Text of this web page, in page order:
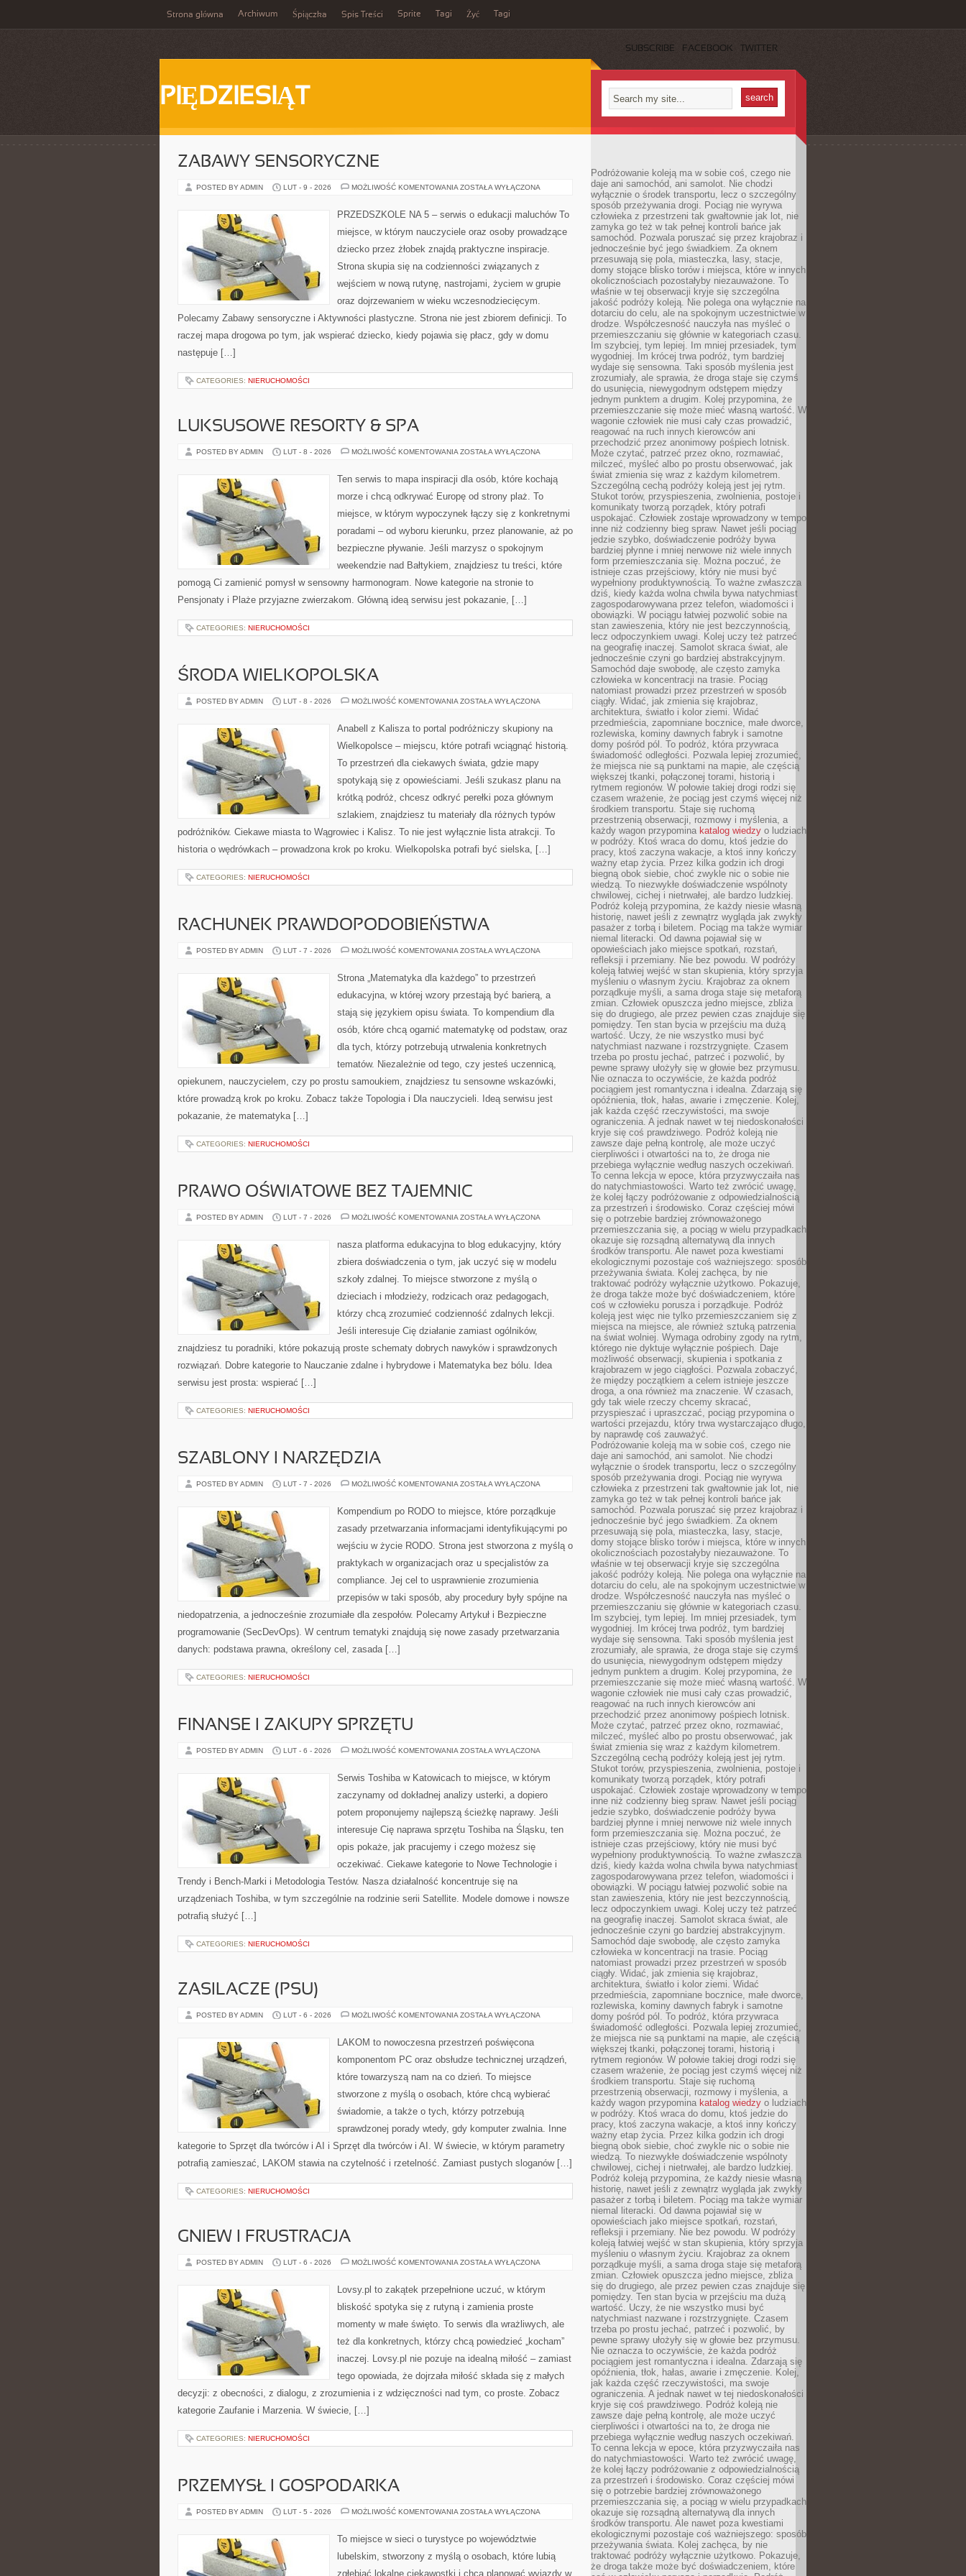
Strona główna Archiwum Śpiączka Spis Treści Sprite Tagi Żyć Tagi
SUBSCRIBE FACEBOOK TWITTER
PIĘDZIESIĄT
ZABAWY SENSORYCZNE
POSTED BY ADMIN LUT - 9 - 2026 MOŻLIWOŚĆ KOMENTOWANIA ZABAWY
ZOSTAŁA WYŁĄCZONA
PRZEDSZKOLE NA 5 – serwis o edukacji maluchów To
miejsce, w którym nauczyciele oraz osoby prowadzące
dziecko przez żłobek znajdą praktyczne inspiracje.
Strona skupia się na codzienności związanych z
wejściem w nową rutynę, nastrojami, życiem w grupie
oraz dojrzewaniem w wieku wczesnodziecięcym.
Polecamy Zabawy sensoryczne i Aktywności plastyczne. Strona nie jest zbiorem definicji. To
raczej mapa drogowa po tym, jak wspierać dziecko, kiedy pojawia się płacz, gdy w domu
następuje […]
CATEGORIES: NIERUCHOMOŚCI
LUKSUSOWE RESORTY & SPA
POSTED BY ADMIN LUT - 8 - 2026 MOŻLIWOŚĆ KOMENTOWANIA LUKSUSOWE
SPA
ZOSTAŁA WYŁĄCZONA
Ten serwis to mapa inspiracji dla osób, które kochają
morze i chcą odkrywać Europę od strony plaż. To
miejsce, w którym wypoczynek łączy się z konkretnymi
poradami – od wyboru kierunku, przez planowanie, aż po
bezpieczne pływanie. Jeśli marzysz o spokojnym
weekendzie nad Bałtykiem, znajdziesz tu treści, które
pomogą Ci zamienić pomysł w sensowny harmonogram. Nowe kategorie na stronie to
Pensjonaty i Plaże przyjazne zwierzakom. Główną ideą serwisu jest pokazanie, […]
CATEGORIES: NIERUCHOMOŚCI
ŚRODA WIELKOPOLSKA
POSTED BY ADMIN LUT - 8 - 2026 MOŻLIWOŚĆ KOMENTOWANIA ŚRODA
ZOSTAŁA WYŁĄCZONA
Anabell z Kalisza to portal podróżniczy skupiony na
Wielkopolsce – miejscu, które potrafi wciągnąć historią.
To przestrzeń dla ciekawych świata, gdzie mapy
spotykają się z opowieściami. Jeśli szukasz planu na
krótką podróż, chcesz odkryć perełki poza głównym
szlakiem, znajdziesz tu materiały dla różnych typów
podróżników. Ciekawe miasta to Wągrowiec i Kalisz. To nie jest wyłącznie lista atrakcji. To
historia o wędrówkach – prowadzona krok po kroku. Wielkopolska potrafi być sielska, […]
CATEGORIES: NIERUCHOMOŚCI
RACHUNEK PRAWDOPODOBIEŃSTWA
POSTED BY ADMIN LUT - 7 - 2026 MOŻLIWOŚĆ KOMENTOWANIA RACHUNEK
ZOSTAŁA WYŁĄCZONA
Strona „Matematyka dla każdego” to przestrzeń
edukacyjna, w której wzory przestają być barierą, a
stają się językiem opisu świata. To kompendium dla
osób, które chcą ogarnić matematykę od podstaw, oraz
dla tych, którzy potrzebują utrwalenia konkretnych
tematów. Niezależnie od tego, czy jesteś uczennicą,
opiekunem, nauczycielem, czy po prostu samoukiem, znajdziesz tu sensowne wskazówki,
które prowadzą krok po kroku. Zobacz także Topologia i Dla nauczycieli. Ideą serwisu jest
pokazanie, że matematyka […]
CATEGORIES: NIERUCHOMOŚCI
PRAWO OŚWIATOWE BEZ TAJEMNIC
POSTED BY ADMIN LUT - 7 - 2026 MOŻLIWOŚĆ KOMENTOWANIA PRAWO
TAJEMNIC
ZOSTAŁA WYŁĄCZONA
nasza platforma edukacyjna to blog edukacyjny, który
zbiera doświadczenia o tym, jak uczyć się w modelu
szkoły zdalnej. To miejsce stworzone z myślą o
dzieciach i młodzieży, rodzicach oraz pedagogach,
którzy chcą zrozumieć codzienność zdalnych lekcji.
Jeśli interesuje Cię działanie zamiast ogólników,
znajdziesz tu poradniki, które pokazują proste schematy dobrych nawyków i sprawdzonych
rozwiązań. Dobre kategorie to Nauczanie zdalne i hybrydowe i Matematyka bez bólu. Idea
serwisu jest prosta: wspierać […]
CATEGORIES: NIERUCHOMOŚCI
SZABLONY I NARZĘDZIA
POSTED BY ADMIN LUT - 7 - 2026 MOŻLIWOŚĆ KOMENTOWANIA SZABLONY
ZOSTAŁA WYŁĄCZONA
Kompendium po RODO to miejsce, które porządkuje
zasady przetwarzania informacjami identyfikującymi po
wejściu w życie RODO. Strona jest stworzona z myślą o
praktykach w organizacjach oraz u specjalistów za
compliance. Jej cel to usprawnienie zrozumienia
przepisów w taki sposób, aby procedury były spójne na
niedopatrzenia, a jednocześnie zrozumiałe dla zespołów. Polecamy Artykuł i Bezpieczne
programowanie (SecDevOps). W centrum tematyki znajdują się nowe zasady przetwarzania
danych: podstawa prawna, określony cel, zasada […]
CATEGORIES: NIERUCHOMOŚCI
FINANSE I ZAKUPY SPRZĘTU
POSTED BY ADMIN LUT - 6 - 2026 MOŻLIWOŚĆ KOMENTOWANIA FINANSE
SPRZĘTU
ZOSTAŁA WYŁĄCZONA
Serwis Toshiba w Katowicach to miejsce, w którym
zaczynamy od dokładnej analizy usterki, a dopiero
potem proponujemy najlepszą ścieżkę naprawy. Jeśli
interesuje Cię naprawa sprzętu Toshiba na Śląsku, ten
opis pokaże, jak pracujemy i czego możesz się
oczekiwać. Ciekawe kategorie to Nowe Technologie i
Trendy i Bench-Marki i Metodologia Testów. Nasza działalność koncentruje się na
urządzeniach Toshiba, w tym szczególnie na rodzinie serii Satellite. Modele domowe i nowsze
potrafią służyć […]
CATEGORIES: NIERUCHOMOŚCI
ZASILACZE (PSU)
POSTED BY ADMIN LUT - 6 - 2026 MOŻLIWOŚĆ KOMENTOWANIA ZASILACZE
ZOSTAŁA WYŁĄCZONA
LAKOM to nowoczesna przestrzeń poświęcona
komponentom PC oraz obsłudze technicznej urządzeń,
które towarzyszą nam na co dzień. To miejsce
stworzone z myślą o osobach, które chcą wybierać
świadomie, a także o tych, którzy potrzebują
sprawdzonej porady wtedy, gdy komputer zwalnia. Inne
kategorie to Sprzęt dla twórców i AI i Sprzęt dla twórców i AI. W świecie, w którym parametry
potrafią zamieszać, LAKOM stawia na czytelność i rzetelność. Zamiast pustych sloganów […]
CATEGORIES: NIERUCHOMOŚCI
GNIEW I FRUSTRACJA
POSTED BY ADMIN LUT - 6 - 2026 MOŻLIWOŚĆ KOMENTOWANIA GNIEW
ZOSTAŁA WYŁĄCZONA
Lovsy.pl to zakątek przepełnione uczuć, w którym
bliskość spotyka się z rutyną i zamienia proste
momenty w małe święto. To serwis dla wrażliwych, ale
też dla konkretnych, którzy chcą powiedzieć „kocham”
inaczej. Lovsy.pl nie pozuje na idealną miłość – zamiast
tego opowiada, że dojrzała miłość składa się z małych
decyzji: z obecności, z dialogu, z zrozumienia i z wdzięczności nad tym, co proste. Zobacz
kategorie Zaufanie i Marzenia. W świecie, […]
CATEGORIES: NIERUCHOMOŚCI
PRZEMYSŁ I GOSPODARKA
POSTED BY ADMIN LUT - 5 - 2026 MOŻLIWOŚĆ KOMENTOWANIA PRZEMYSŁ
ZOSTAŁA WYŁĄCZONA
To miejsce w sieci o turystyce po województwie
lubelskim, stworzony z myślą o osobach, które lubią
zgłębiać lokalne ciekawostki i chcą planować wyjazdy w
Podróżowanie koleją ma w sobie coś, czego nie
daje ani samochód, ani samolot. Nie chodzi
wyłącznie o środek transportu, lecz o szczególny
sposób przeżywania drogi. Pociąg nie wyrywa
człowieka z przestrzeni tak gwałtownie jak lot, nie
zamyka go też w tak pełnej kontroli bańce jak
samochód. Pozwala poruszać się przez krajobraz i
jednocześnie być jego świadkiem. Za oknem
przesuwają się pola, miasteczka, lasy, stacje,
domy stojące blisko torów i miejsca, które w innych
okolicznościach pozostałyby niezauważone. To
właśnie w tej obserwacji kryje się szczególna
jakość podróży koleją. Nie polega ona wyłącznie na
dotarciu do celu, ale na spokojnym uczestnictwie w
drodze. Współczesność nauczyła nas myśleć o
przemieszczaniu się głównie w kategoriach czasu.
Im szybciej, tym lepiej. Im mniej przesiadek, tym
wygodniej. Im krócej trwa podróż, tym bardziej
wydaje się sensowna. Taki sposób myślenia jest
zrozumiały, ale sprawia, że droga staje się czymś
do usunięcia, niewygodnym odstępem między
jednym punktem a drugim. Kolej przypomina, że
przemieszczanie się może mieć własną wartość. W
wagonie człowiek nie musi cały czas prowadzić,
reagować na ruch innych kierowców ani
przechodzić przez anonimowy pośpiech lotnisk.
Może czytać, patrzeć przez okno, rozmawiać,
milczeć, myśleć albo po prostu obserwować, jak
świat zmienia się wraz z każdym kilometrem.
Szczególną cechą podróży koleją jest jej rytm.
Stukot torów, przyspieszenia, zwolnienia, postoje i
komunikaty tworzą porządek, który potrafi
uspokajać. Człowiek zostaje wprowadzony w tempo
inne niż codzienny bieg spraw. Nawet jeśli pociąg
jedzie szybko, doświadczenie podróży bywa
bardziej płynne i mniej nerwowe niż wiele innych
form przemieszczania się. Można poczuć, że
istnieje czas przejściowy, który nie musi być
wypełniony produktywnością. To ważne zwłaszcza
dziś, kiedy każda wolna chwila bywa natychmiast
zagospodarowywana przez telefon, wiadomości i
obowiązki. W pociągu łatwiej pozwolić sobie na
stan zawieszenia, który nie jest bezczynnością,
lecz odpoczynkiem uwagi. Kolej uczy też patrzeć
na geografię inaczej. Samolot skraca świat, ale
jednocześnie czyni go bardziej abstrakcyjnym.
Samochód daje swobodę, ale często zamyka
człowieka w koncentracji na trasie. Pociąg
natomiast prowadzi przez przestrzeń w sposób
ciągły. Widać, jak zmienia się krajobraz,
architektura, światło i kolor ziemi. Widać
przedmieścia, zapomniane bocznice, małe dworce,
rozlewiska, kominy dawnych fabryk i samotne
domy pośród pól. To podróż, która przywraca
świadomość odległości. Pozwala lepiej zrozumieć,
że miejsca nie są punktami na mapie, ale częścią
większej tkanki, połączonej torami, historią i
rytmem regionów. W połowie takiej drogi rodzi się
czasem wrażenie, że pociąg jest czymś więcej niż
środkiem transportu. Staje się ruchomą
przestrzenią obserwacji, rozmowy i myślenia, a
każdy wagon przypomina katalog wiedzy o ludziach
w podróży. Ktoś wraca do domu, ktoś jedzie do
pracy, ktoś zaczyna wakacje, a ktoś inny kończy
ważny etap życia. Przez kilka godzin ich drogi
biegną obok siebie, choć zwykle nic o sobie nie
wiedzą. To niezwykłe doświadczenie wspólnoty
chwilowej, cichej i nietrwałej, ale bardzo ludzkiej.
Podróż koleją przypomina, że każdy niesie własną
historię, nawet jeśli z zewnątrz wygląda jak zwykły
pasażer z torbą i biletem. Pociąg ma także wymiar
niemal literacki. Od dawna pojawiał się w
opowieściach jako miejsce spotkań, rozstań,
refleksji i przemiany. Nie bez powodu. W podróży
koleją łatwiej wejść w stan skupienia, który sprzyja
myśleniu o własnym życiu. Krajobraz za oknem
porządkuje myśli, a sama droga staje się metaforą
zmian. Człowiek opuszcza jedno miejsce, zbliża
się do drugiego, ale przez pewien czas znajduje się
pomiędzy. Ten stan bycia w przejściu ma dużą
wartość. Uczy, że nie wszystko musi być
natychmiast nazwane i rozstrzygnięte. Czasem
trzeba po prostu jechać, patrzeć i pozwolić, by
pewne sprawy ułożyły się w głowie bez przymusu.
Nie oznacza to oczywiście, że każda podróż
pociągiem jest romantyczna i idealna. Zdarzają się
opóźnienia, tłok, hałas, awarie i zmęczenie. Kolej,
jak każda część rzeczywistości, ma swoje
ograniczenia. A jednak nawet w tej niedoskonałości
kryje się coś prawdziwego. Podróż koleją nie
zawsze daje pełną kontrolę, ale może uczyć
cierpliwości i otwartości na to, że droga nie
przebiega wyłącznie według naszych oczekiwań.
To cenna lekcja w epoce, która przyzwyczaiła nas
do natychmiastowości. Warto też zwrócić uwagę,
że kolej łączy podróżowanie z odpowiedzialnością
za przestrzeń i środowisko. Coraz częściej mówi
się o potrzebie bardziej zrównoważonego
przemieszczania się, a pociąg w wielu przypadkach
okazuje się rozsądną alternatywą dla innych
środków transportu. Ale nawet poza kwestiami
ekologicznymi pozostaje coś ważniejszego: sposób
przeżywania świata. Kolej zachęca, by nie
traktować podróży wyłącznie użytkowo. Pokazuje,
że droga także może być doświadczeniem, które
coś w człowieku porusza i porządkuje. Podróż
koleją jest więc nie tylko przemieszczaniem się z
miejsca na miejsce, ale również sztuką patrzenia
na świat wolniej. Wymaga odrobiny zgody na rytm,
którego nie dyktuje wyłącznie pośpiech. Daje
możliwość obserwacji, skupienia i spotkania z
krajobrazem w jego ciągłości. Pozwala zobaczyć,
że między początkiem a celem istnieje jeszcze
droga, a ona również ma znaczenie. W czasach,
gdy tak wiele rzeczy chcemy skracać,
przyspieszać i upraszczać, pociąg przypomina o
wartości przejazdu, który trwa wystarczająco długo,
by naprawdę coś zauważyć.
Podróżowanie koleją ma w sobie coś, czego nie
daje ani samochód, ani samolot. Nie chodzi
wyłącznie o środek transportu, lecz o szczególny
sposób przeżywania drogi. Pociąg nie wyrywa
człowieka z przestrzeni tak gwałtownie jak lot, nie
zamyka go też w tak pełnej kontroli bańce jak
samochód. Pozwala poruszać się przez krajobraz i
jednocześnie być jego świadkiem. Za oknem
przesuwają się pola, miasteczka, lasy, stacje,
domy stojące blisko torów i miejsca, które w innych
okolicznościach pozostałyby niezauważone. To
właśnie w tej obserwacji kryje się szczególna
jakość podróży koleją. Nie polega ona wyłącznie na
dotarciu do celu, ale na spokojnym uczestnictwie w
drodze. Współczesność nauczyła nas myśleć o
przemieszczaniu się głównie w kategoriach czasu.
Im szybciej, tym lepiej. Im mniej przesiadek, tym
wygodniej. Im krócej trwa podróż, tym bardziej
wydaje się sensowna. Taki sposób myślenia jest
zrozumiały, ale sprawia, że droga staje się czymś
do usunięcia, niewygodnym odstępem między
jednym punktem a drugim. Kolej przypomina, że
przemieszczanie się może mieć własną wartość. W
wagonie człowiek nie musi cały czas prowadzić,
reagować na ruch innych kierowców ani
przechodzić przez anonimowy pośpiech lotnisk.
Może czytać, patrzeć przez okno, rozmawiać,
milczeć, myśleć albo po prostu obserwować, jak
świat zmienia się wraz z każdym kilometrem.
Szczególną cechą podróży koleją jest jej rytm.
Stukot torów, przyspieszenia, zwolnienia, postoje i
komunikaty tworzą porządek, który potrafi
uspokajać. Człowiek zostaje wprowadzony w tempo
inne niż codzienny bieg spraw. Nawet jeśli pociąg
jedzie szybko, doświadczenie podróży bywa
bardziej płynne i mniej nerwowe niż wiele innych
form przemieszczania się. Można poczuć, że
istnieje czas przejściowy, który nie musi być
wypełniony produktywnością. To ważne zwłaszcza
dziś, kiedy każda wolna chwila bywa natychmiast
zagospodarowywana przez telefon, wiadomości i
obowiązki. W pociągu łatwiej pozwolić sobie na
stan zawieszenia, który nie jest bezczynnością,
lecz odpoczynkiem uwagi. Kolej uczy też patrzeć
na geografię inaczej. Samolot skraca świat, ale
jednocześnie czyni go bardziej abstrakcyjnym.
Samochód daje swobodę, ale często zamyka
człowieka w koncentracji na trasie. Pociąg
natomiast prowadzi przez przestrzeń w sposób
ciągły. Widać, jak zmienia się krajobraz,
architektura, światło i kolor ziemi. Widać
przedmieścia, zapomniane bocznice, małe dworce,
rozlewiska, kominy dawnych fabryk i samotne
domy pośród pól. To podróż, która przywraca
świadomość odległości. Pozwala lepiej zrozumieć,
że miejsca nie są punktami na mapie, ale częścią
większej tkanki, połączonej torami, historią i
rytmem regionów. W połowie takiej drogi rodzi się
czasem wrażenie, że pociąg jest czymś więcej niż
środkiem transportu. Staje się ruchomą
przestrzenią obserwacji, rozmowy i myślenia, a
każdy wagon przypomina katalog wiedzy o ludziach
w podróży. Ktoś wraca do domu, ktoś jedzie do
pracy, ktoś zaczyna wakacje, a ktoś inny kończy
ważny etap życia. Przez kilka godzin ich drogi
biegną obok siebie, choć zwykle nic o sobie nie
wiedzą. To niezwykłe doświadczenie wspólnoty
chwilowej, cichej i nietrwałej, ale bardzo ludzkiej.
Podróż koleją przypomina, że każdy niesie własną
historię, nawet jeśli z zewnątrz wygląda jak zwykły
pasażer z torbą i biletem. Pociąg ma także wymiar
niemal literacki. Od dawna pojawiał się w
opowieściach jako miejsce spotkań, rozstań,
refleksji i przemiany. Nie bez powodu. W podróży
koleją łatwiej wejść w stan skupienia, który sprzyja
myśleniu o własnym życiu. Krajobraz za oknem
porządkuje myśli, a sama droga staje się metaforą
zmian. Człowiek opuszcza jedno miejsce, zbliża
się do drugiego, ale przez pewien czas znajduje się
pomiędzy. Ten stan bycia w przejściu ma dużą
wartość. Uczy, że nie wszystko musi być
natychmiast nazwane i rozstrzygnięte. Czasem
trzeba po prostu jechać, patrzeć i pozwolić, by
pewne sprawy ułożyły się w głowie bez przymusu.
Nie oznacza to oczywiście, że każda podróż
pociągiem jest romantyczna i idealna. Zdarzają się
opóźnienia, tłok, hałas, awarie i zmęczenie. Kolej,
jak każda część rzeczywistości, ma swoje
ograniczenia. A jednak nawet w tej niedoskonałości
kryje się coś prawdziwego. Podróż koleją nie
zawsze daje pełną kontrolę, ale może uczyć
cierpliwości i otwartości na to, że droga nie
przebiega wyłącznie według naszych oczekiwań.
To cenna lekcja w epoce, która przyzwyczaiła nas
do natychmiastowości. Warto też zwrócić uwagę,
że kolej łączy podróżowanie z odpowiedzialnością
za przestrzeń i środowisko. Coraz częściej mówi
się o potrzebie bardziej zrównoważonego
przemieszczania się, a pociąg w wielu przypadkach
okazuje się rozsądną alternatywą dla innych
środków transportu. Ale nawet poza kwestiami
ekologicznymi pozostaje coś ważniejszego: sposób
przeżywania świata. Kolej zachęca, by nie
traktować podróży wyłącznie użytkowo. Pokazuje,
że droga także może być doświadczeniem, które